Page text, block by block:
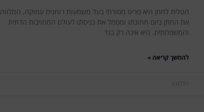
הטלית לחתן היא פריט מסורתי בעל משמעות רוחנית עמוקה, המלווה
את החתן ביום חתונתו ומסמל את כניסתו לעולם המחויבות הדתית
והמשפחתית. היא אינה רק בגד
להמשך קריאה »
הללוהו